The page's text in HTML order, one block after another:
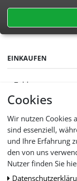
Cookies
Wir nutzen Cookies
sind essenziell,
und Ihre Erfahrung
den von uns
Nutzer finden Sie
EINKAUFEN
Zahlungsarten
Versandkosten
AGB
Widerrufsrecht
Vertrag widerrufen
Datenschutz
Hilfe
Lieferfristen und
Lieferbeschränkung